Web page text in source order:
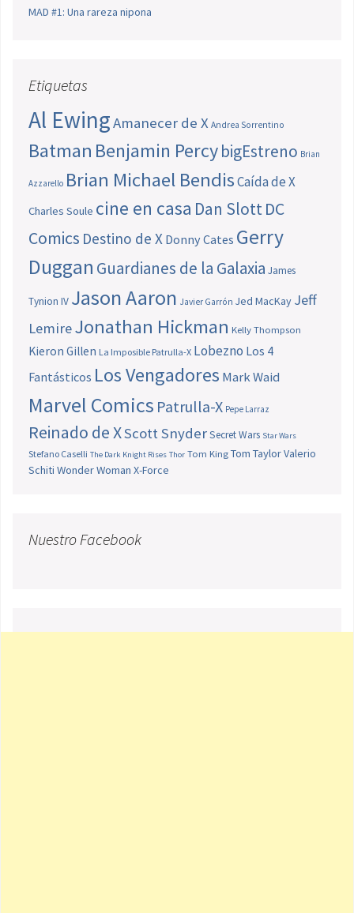
MAD #1: Una rareza nipona
Etiquetas
Al EwingAmanecer de X Andrea Sorrentino
Batman Benjamin PercybigEstreno Brian
Azzarello Brian Michael BendisCaída de X
Charles Soule cine en casa Dan SlottDC
Comics Destino de X Donny Cates Gerry
Duggan Guardianes de la Galaxia James
Tynion IV Jason Aaron Javier Garrón Jed MacKay Jeff
LemireJonathan Hickman Kelly Thompson
Kieron Gillen La Imposible Patrulla-X Lobezno Los 4
Fantásticos Los Vengadores Mark Waid
Marvel Comics Patrulla-X Pepe Larraz
Reinado de XScott SnyderSecret Wars Star Wars
Stefano Caselli The Dark Knight Rises Thor Tom King Tom TaylorValerio
Schiti Wonder Woman X-Force
Nuestro Facebook